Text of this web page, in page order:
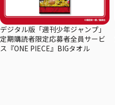
デジタル版「週刊少年ジャンプ」
定期購読者限定応募者全員サービ
ス『ONE PIECE』BIGタオル